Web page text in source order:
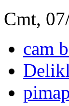
Cmt,
cam